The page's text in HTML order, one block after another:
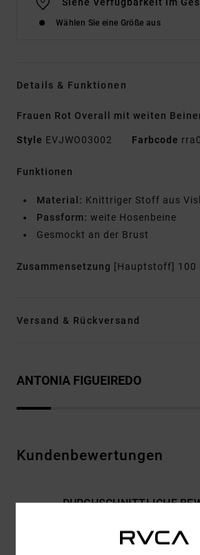
Siehe Verfügbarkeit im
Wählen Sie eine Größe aus
Details & Funktionen
Frauen Rot Overall mit weiten
Style EVJWO03002 Farbcode rra0
Funktionen
Material: Knittriger Stoff aus
Passform: weite Hosenbeine
Gesmockt an der Brust
Zusammensetzung [Hauptstoff] 100
Versand & Rückversand
ANTONIA FIGUEIREDO
Kundenbewertungen
DURCHSCHNITTLICHE
4.0/5